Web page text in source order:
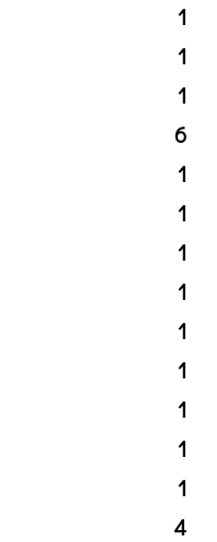
1
1
1
6
1
1
1
1
1
1
1
1
1
4